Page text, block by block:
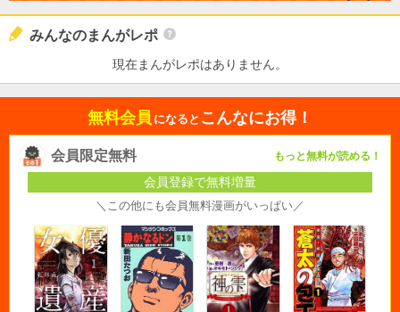
みんなのまんがレポ
現在まんがレポはありません。
無料会員 になると こんなにお得！
会員限定無料 もっと無料が読める！
会員登録で無料増量
＼この他にも会員無料漫画がいっぱい／